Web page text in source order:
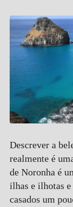
Descrever a
realmente é
de Noronha é
ilhas e ilhotas
casados um